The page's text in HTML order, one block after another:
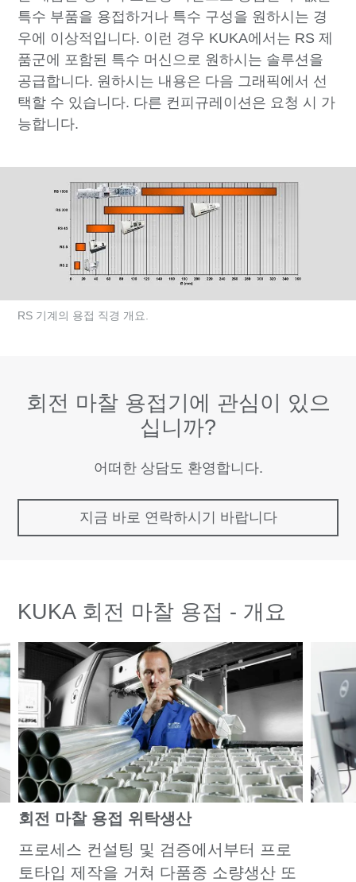
특수 부품을 용접하거나 특수 구성을 원하시는 경
우에 이상적입니다. 이런 경우 KUKA에서는 RS 제
품군에 포함된 특수 머신으로 원하시는 솔루션을
공급합니다. 원하시는 내용은 다음 그래픽에서 선
택할 수 있습니다. 다른 컨피규레이션은 요청 시 가
능합니다.
RS 기계의 용접 직경 개요.
회전 마찰 용접기에 관심이 있으
십니까?
어떠한 상담도 환영합니다.
지금 바로 연락하시기 바랍니다
KUKA 회전 마찰 용접 - 개요
회전 마찰 용접 위탁생산
프로세스 컨설팅 및 검증에서부터 프로
토타입 제작을 거쳐 다품종 소량생산 또